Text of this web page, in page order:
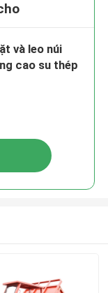
và leo núi
cao su thép